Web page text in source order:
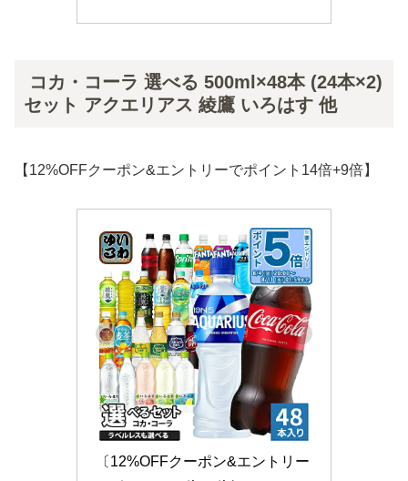
コカ・コーラ 選べる 500ml×48本 (24本×2)
セット アクエリアス 綾鷹 いろはす 他
【12%OFFクーポン&エントリーでポイント14倍+9倍】
〔12%OFFクーポン&エントリー